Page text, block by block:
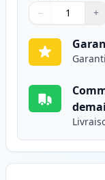
Quantité
Utilisez les
− +
Quantité